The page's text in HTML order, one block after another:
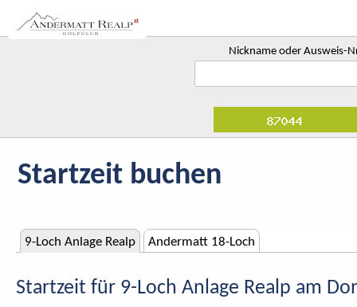
Nickname oder Ausweis-
Startzeit buchen
9-Loch Anlage Realp Andermatt 18-Loch
Startzeit für 9-Loch Anlage Realp am